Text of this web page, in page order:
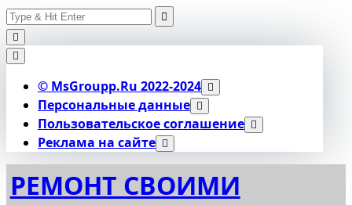
Skip
to
content
Search
for:
© MsGroupp.Ru 2022-2024
Персональные данные
Пользовательское соглашение
Реклама на сайте
РЕМОНТ СВОИМИ